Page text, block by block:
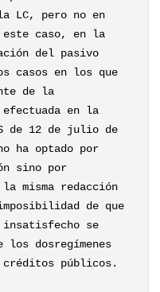
LC, pero no en
este caso, en la
del pasivo
casos en los que
de la
en la
de 12 de julio de
ha optado por
sino por
misma redacción
de que
se
dosregímenes
públicos.